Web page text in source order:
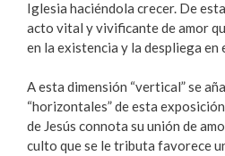
Iglesia haciéndola crecer. De
acto vital y vivificante de amor
en la existencia y la despliega en
A esta dimensión “vertical” se
“horizontales” de esta
de Jesús connota su unión de
culto que se le tributa favorece